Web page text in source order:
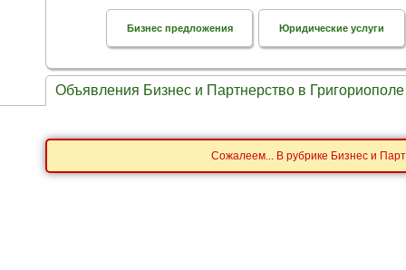
Бизнес предложения Юридические услуги
Объявления Бизнес и Партнерство в Григориополе
Сожалеем... В рубрике Бизнес и